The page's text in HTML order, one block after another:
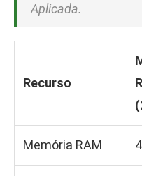
Aplicada.
Recurso
Memória RAM